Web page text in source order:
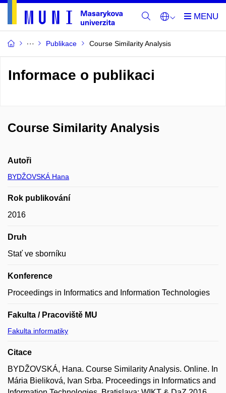
Publikace Course Similarity Analysis
Informace o publikaci
Course Similarity Analysis
Autoři
BYDŽOVSKÁ Hana
Rok publikování
2016
Druh
Stať ve sborníku
Konference
Proceedings in Informatics and Information Technologies
Fakulta / Pracoviště MU
Fakulta informatiky
Citace
BYDŽOVSKÁ, Hana. Course Similarity Analysis. Online. In
Mária Bieliková, Ivan Srba. Proceedings in Informatics and